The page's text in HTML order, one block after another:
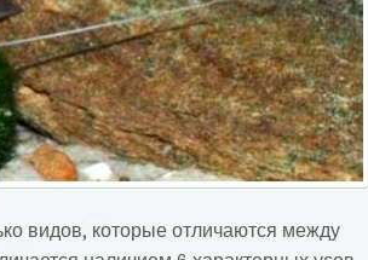
видов, которые отличаются между